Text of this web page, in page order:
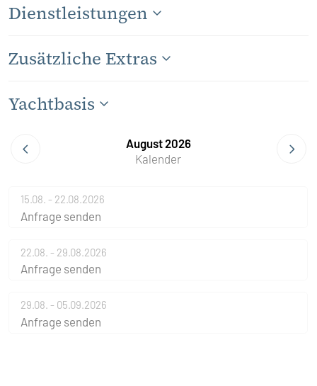
Dienstleistungen
Zusätzliche Extras
Yachtbasis
August 2026
Kalender
15.08. - 22.08.2026
Anfrage senden
22.08. - 29.08.2026
Anfrage senden
29.08. - 05.09.2026
Anfrage senden